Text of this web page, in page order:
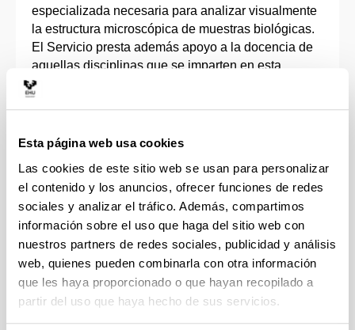
Esta página web usa cookies
Las cookies de este sitio web se usan para personalizar
el contenido y los anuncios, ofrecer funciones de redes
sociales y analizar el tráfico. Además, compartimos
información sobre el uso que haga del sitio web con
nuestros partners de redes sociales, publicidad y análisis
web, quienes pueden combinarla con otra información
que les haya proporcionado o que hayan recopilado a
partir del uso que haya hecho de sus servicios.
especializada necesaria para analizar visualmente
la estructura microscópica de muestras biológicas.
El Servicio presta además apoyo a la docencia de
aquellas disciplinas que se imparten en esta
Universidad y que, por su naturaleza, lo requieran.
instrumental que incluye microscopía electrónica de
de fluorescencia y citometría de flujo, junto con el
instrumental necesario para la preparación de
muestras y para el procesamiento y análisis de las
imágenes obtenidas.
El Servicio está dividido en tres secciones:
Laboratorio de Microscopía Óptica y Digital